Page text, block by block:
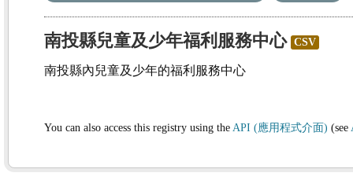
南投縣兒童及少年福利服務中心 CSV
南投縣內兒童及少年的福利服務中心
You can also access this registry using the API (應用程式介面) (see